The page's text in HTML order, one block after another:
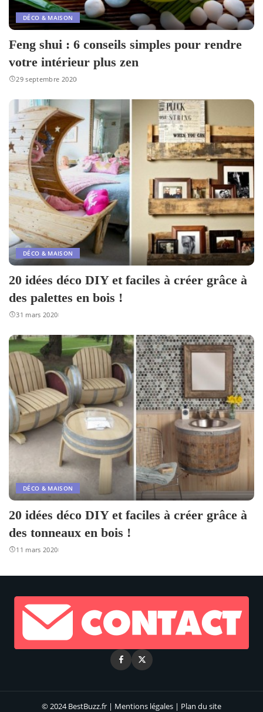
DÉCO & MAISON
Feng shui : 6 conseils simples pour rendre
votre intérieur plus zen
29 septembre 2020
DÉCO & MAISON
20 idées déco DIY et faciles à créer grâce à
des palettes en bois !
31 mars 2020
DÉCO & MAISON
20 idées déco DIY et faciles à créer grâce à
des tonneaux en bois !
11 mars 2020
© 2024 BestBuzz.fr | Mentions légales | Plan du site